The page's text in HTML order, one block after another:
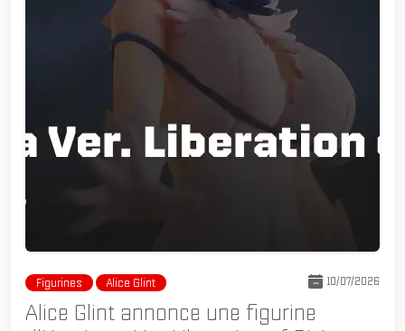
Figurines Alice Glint 10/07/2026
Alice Glint annonce une figurine